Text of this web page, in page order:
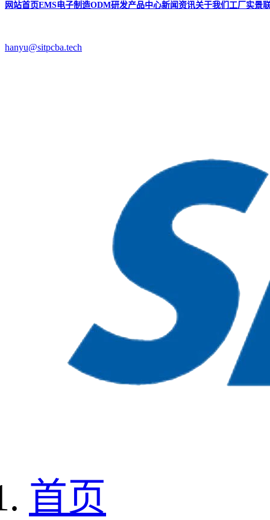
网站首页EMS电子制造ODM研发产品中心新闻资讯关于我们 工厂实景
hanyu@sitpcba.tech
首页